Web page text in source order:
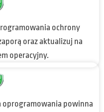
ochrony
oraz aktualizuj na
operacyjny.
oprogramowania powinna